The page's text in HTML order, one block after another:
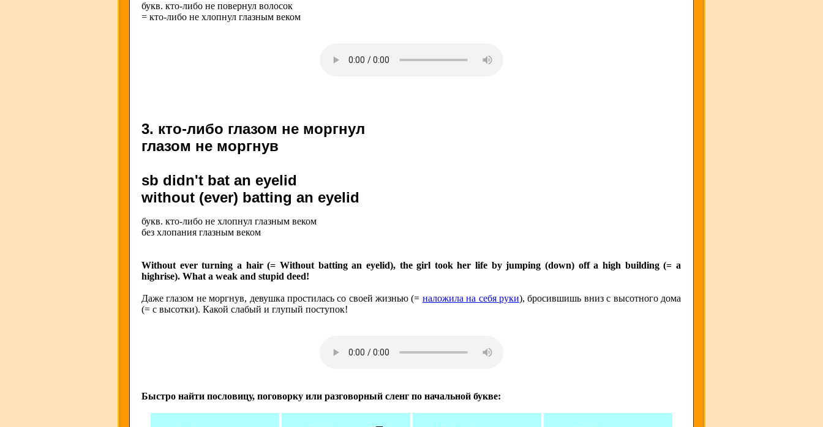
букв. кто-либо не повернул волосок
= кто-либо не хлопнул глазным веком
3. кто-либо глазом не моргнул
глазом не моргнув
sb didn't bat an eyelid
without (ever) batting an eyelid
букв. кто-либо не хлопнул глазным веком
без хлопания глазным веком
Without ever turning a hair (= Without batting an eyelid), the girl took her life by jumping (down) off a high building (= a
highrise). What a weak and stupid deed!
Даже глазом не моргнув, девушка простилась со своей жизнью (= наложила на себя руки), бросившишь вниз с высотного дома
(= с высотки). Какой слабый и глупый поступок!
Быстро найти пословицу, поговорку или разговорный сленг по начальной букве: